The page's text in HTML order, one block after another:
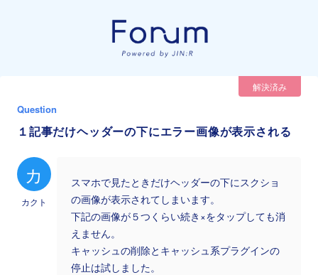
解決済み
Question
１記事だけヘッダーの下にエラー画像が表示される
カ
カクト
スマホで見たときだけヘッダーの下にスクショ
の画像が表示されてしまいます。
下記の画像が５つくらい続き×をタップしても消
えません。
キャッシュの削除とキャッシュ系プラグインの
停止は試しました。